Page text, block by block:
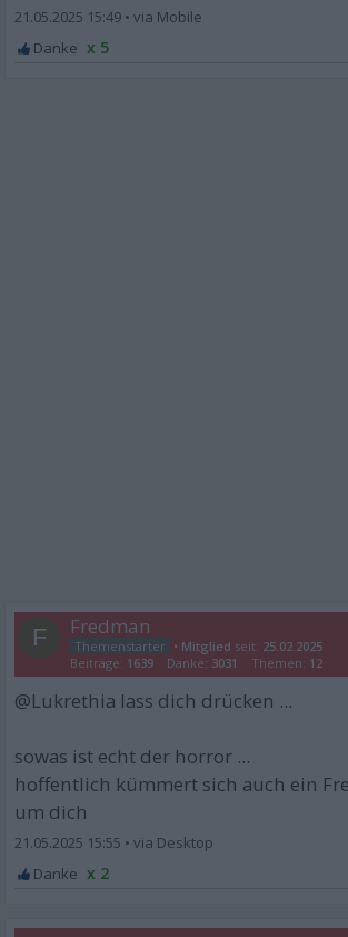
21.05.2025 15:49 •
x 5
F Fredman
• Mitglied seit: 25.02.2025
Beiträge: 1639 Danke: 3031 Themen: 12
@Lukrethia lass dich drücken ...
sowas ist echt der horror ...
hoffentlich kümmert sich auch ein
um dich
21.05.2025 15:55 •
x 2